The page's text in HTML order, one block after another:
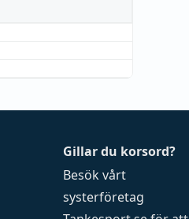
Gillar du korsord?
Besök vårt
systerföretag